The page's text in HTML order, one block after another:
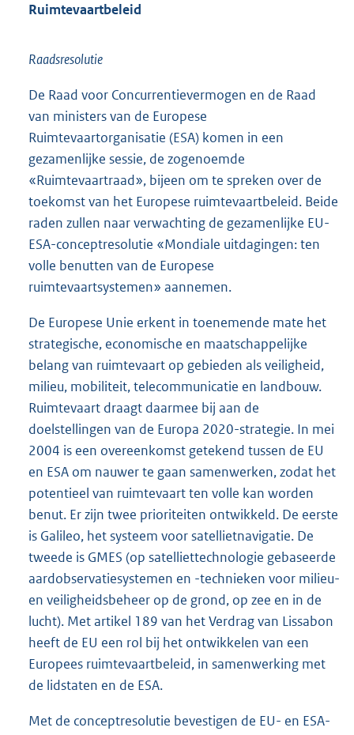
Ruimtevaartbeleid
Raadsresolutie
De Raad voor Concurrentievermogen en de Raad
van ministers van de Europese
Ruimtevaartorganisatie (ESA) komen in een
gezamenlijke sessie, de zogenoemde
«Ruimtevaartraad», bijeen om te spreken over de
toekomst van het Europese ruimtevaartbeleid. Beide
raden zullen naar verwachting de gezamenlijke EU-
ESA-conceptresolutie «Mondiale uitdagingen: ten
volle benutten van de Europese
ruimtevaartsystemen» aannemen.
De Europese Unie erkent in toenemende mate het
strategische, economische en maatschappelijke
belang van ruimtevaart op gebieden als veiligheid,
milieu, mobiliteit, telecommunicatie en landbouw.
Ruimtevaart draagt daarmee bij aan de
doelstellingen van de Europa 2020-strategie. In mei
2004 is een overeenkomst getekend tussen de EU
en ESA om nauwer te gaan samenwerken, zodat het
potentieel van ruimtevaart ten volle kan worden
benut. Er zijn twee prioriteiten ontwikkeld. De eerste
is Galileo, het systeem voor satellietnavigatie. De
tweede is GMES (op satelliettechnologie gebaseerde
aardobservatiesystemen en -technieken voor milieu-
en veiligheidsbeheer op de grond, op zee en in de
lucht). Met artikel 189 van het Verdrag van Lissabon
heeft de EU een rol bij het ontwikkelen van een
Europees ruimtevaartbeleid, in samenwerking met
de lidstaten en de ESA.
Met de conceptresolutie bevestigen de EU- en ESA-